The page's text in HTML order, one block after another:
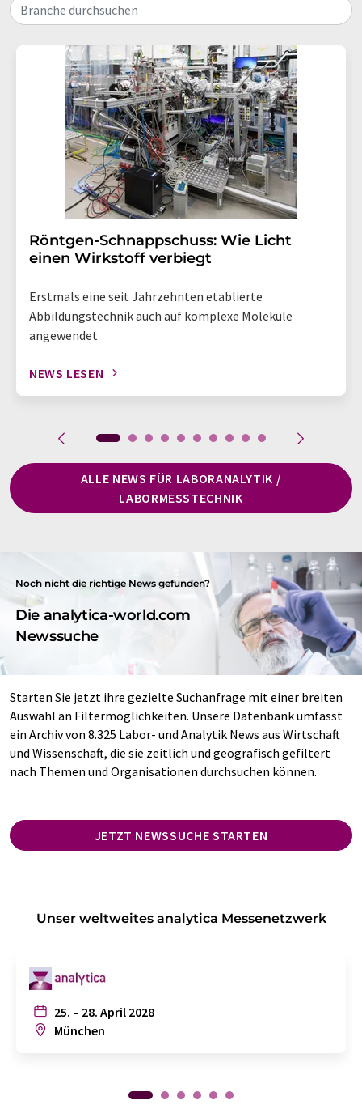
Branche durchsuchen
Röntgen-Schnappschuss: Wie Licht
einen Wirkstoff verbiegt
Erstmals eine seit Jahrzehnten etablierte
Abbildungstechnik auch auf komplexe Moleküle
angewendet
NEWS LESEN
ALLE NEWS FÜR LABORANALYTIK /
LABORMESSTECHNIK
Noch nicht die richtige News gefunden?
Die analytica-world.com
Newssuche
Starten Sie jetzt ihre gezielte Suchanfrage mit einer breiten
Auswahl an Filtermöglichkeiten. Unsere Datenbank umfasst
ein Archiv von 8.325 Labor- und Analytik News aus Wirtschaft
und Wissenschaft, die sie zeitlich und geografisch gefiltert
nach Themen und Organisationen durchsuchen können.
JETZT NEWSSUCHE STARTEN
Unser weltweites analytica Messenetzwerk
25. – 28. April 2028
München